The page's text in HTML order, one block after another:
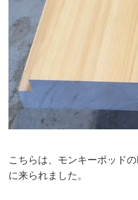
こちらは、モンキーポッド
に来られました。